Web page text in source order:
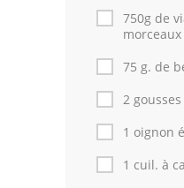
Recettes
Cuisine Juive
Cuisine
750g de
morceaux
75 g. de
2
1 oignon
1 cuil. à